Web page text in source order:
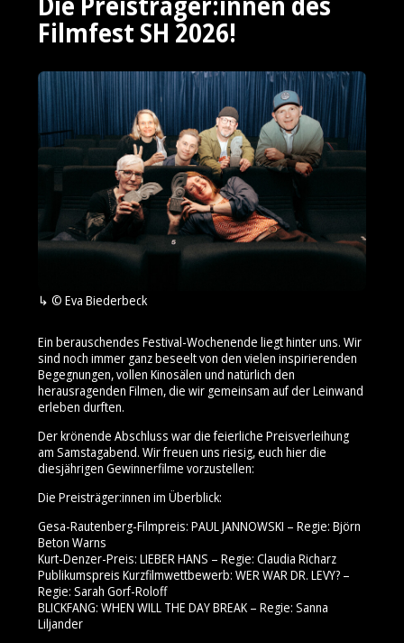
Filmfest SH 2026!
© Eva Biederbeck
Ein berauschendes Festival-Wochenende liegt hinter uns. Wir
sind noch immer ganz beseelt von den vielen inspirierenden
Begegnungen, vollen Kinosälen und natürlich den
herausragenden Filmen, die wir gemeinsam auf der Leinwand
erleben durften.
Der krönende Abschluss war die feierliche Preisverleihung
am Samstagabend. Wir freuen uns riesig, euch hier die
diesjährigen Gewinnerfilme vorzustellen:
Die Preisträger:innen im Überblick:
Gesa-Rautenberg-Filmpreis: PAUL JANNOWSKI – Regie: Björn
Beton Warns
Kurt-Denzer-Preis: LIEBER HANS – Regie: Claudia Richarz
Publikumspreis Kurzfilmwettbewerb: WER WAR DR. LEVY? –
Regie: Sarah Gorf-Roloff
BLICKFANG: WHEN WILL THE DAY BREAK – Regie: Sanna
Liljander